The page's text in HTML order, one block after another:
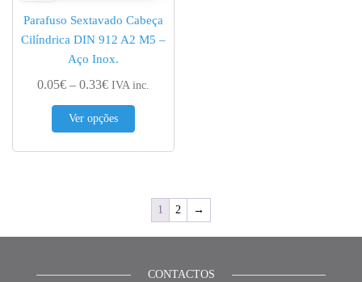
Parafuso Sextavado Cabeça
Cilíndrica DIN 912 A2 M5 –
Aço Inox.
0.05€ – 0.33€Price range: 0.05€ through 0.33€
IVA inc.
Ver opções
This product has multiple variants. The options
1 2 →
CONTACTOS